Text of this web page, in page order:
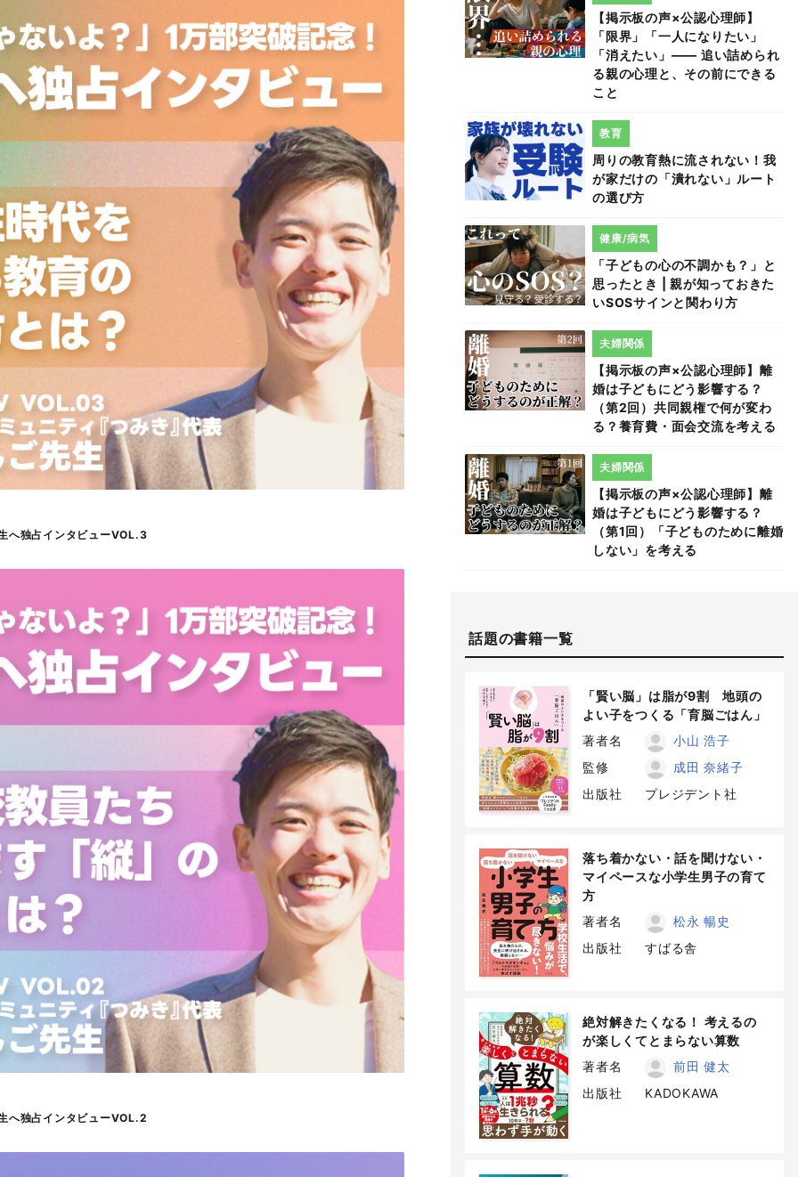
へ独占インタビューVOL.3
へ独占インタビューVOL.2
【掲示板の声×公認心理師】
「限界」「一人になりたい」
「消えたい」―― 追い詰められ
る親の心理と、その前にできる
こと
周りの教育熱に流されない！我
が家だけの「潰れない」ルート
の選び方
教育
「子どもの心の不調かも？」と
思ったとき | 親が知っておきた
いSOSサインと関わり方
健康/病気
【掲示板の声×公認心理師】離
婚は子どもにどう影響する？
（第2回）共同親権で何が変わ
る？養育費・面会交流を考える
夫婦関係
【掲示板の声×公認心理師】離
婚は子どもにどう影響する？
（第1回）「子どものために離婚
しない」を考える
夫婦関係
話題の書籍一覧
「賢い脳」は脂が9割 地頭の
よい子をつくる「育脳ごはん」
著者名
小山 浩子
監修
成田 奈緒子
出版社
プレジデント社
落ち着かない・話を聞けない・
マイペースな小学生男子の育て
方
著者名
松永 暢史
出版社
すばる舎
絶対解きたくなる！ 考えるの
が楽しくてとまらない算数
著者名
前田 健太
出版社
KADOKAWA